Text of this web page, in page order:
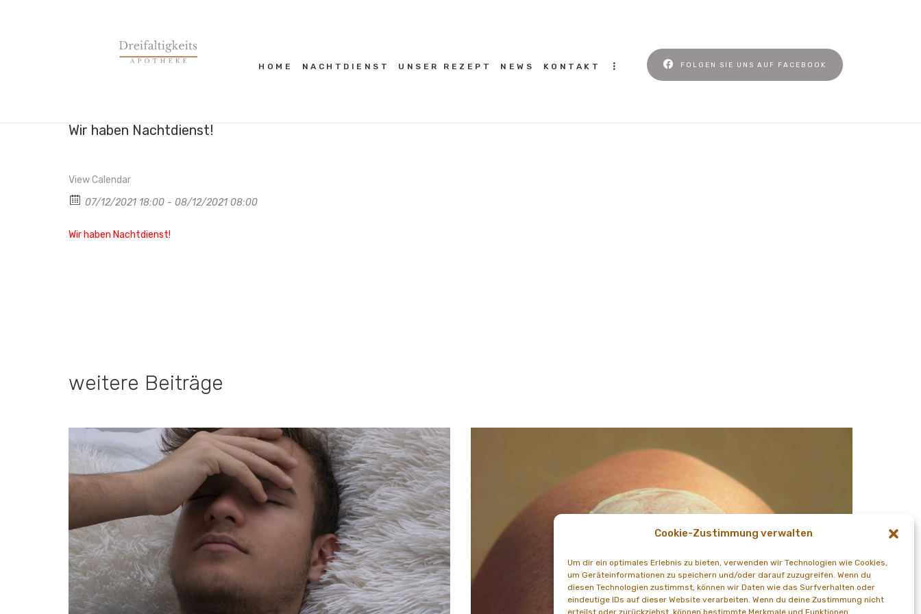
Cookie-Zustimmung verwalten
Um dir ein optimales Erlebnis zu bieten, verwenden wir Technologien wie Cookies,
um Geräteinformationen zu speichern und/oder darauf zuzugreifen. Wenn du
diesen Technologien zustimmst, können wir Daten wie das Surfverhalten oder
eindeutige IDs auf dieser Website verarbeiten. Wenn du deine Zustimmung nicht
erteilst oder zurückziehst, können bestimmte Merkmale und Funktionen
HOME NACHTDIENST UNSER REZEPT NEWS KONTAKT FOLGEN SIE UNS AUF FACEBOOK
Wir haben Nachtdienst!
View Calendar
07/12/2021 18:00 - 08/12/2021 08:00
Wir haben Nachtdienst!
weitere Beiträge